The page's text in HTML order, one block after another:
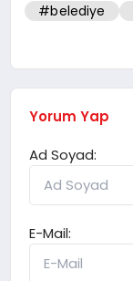
#belediye
Yorum Yap
Ad Soyad:
E-Mail: